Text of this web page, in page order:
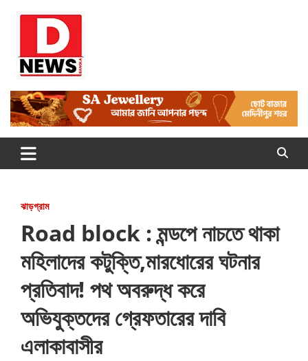
Dnews
#Medinipur24X7News
ঝাড়গ্রাম
Road block : মন্ডপে নাচতে থাকা
মহিলাদের কটুক্তি,মারধোরের ঘটনার
প্রতিবাদ! পথ অবরুদ্ধ করে
অভিযুক্তদের গ্রেফতারের দাবি
এলাকাবাসীর